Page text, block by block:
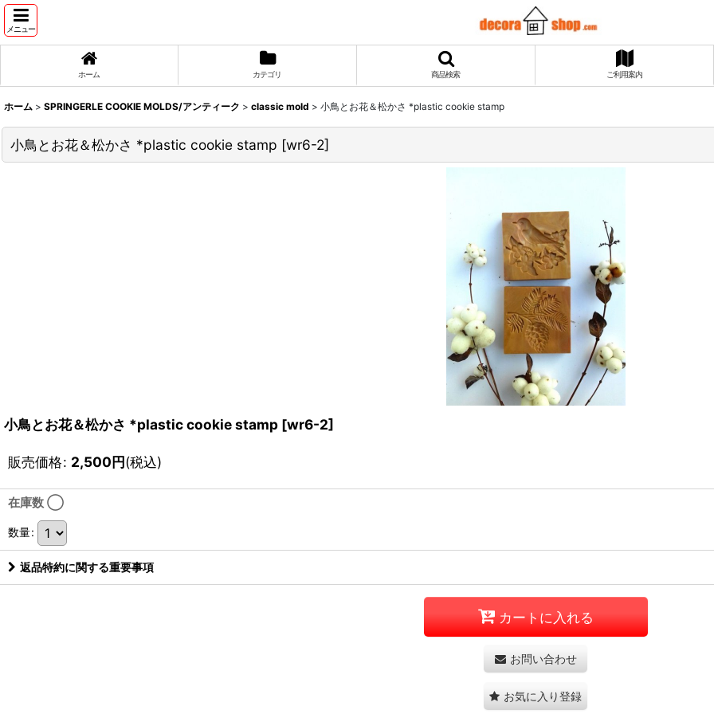
メニュー
ホーム カテゴリ 商品検索 ご利用案内
ホーム > SPRINGERLE COOKIE MOLDS/アンティーク > classic mold > 小鳥とお花＆松かさ *plastic cookie stamp
小鳥とお花＆松かさ *plastic cookie stamp [wr6-2]
小鳥とお花＆松かさ *plastic cookie stamp [wr6-2]
販売価格: 2,500円(税込)
在庫数 ◯
数量:
返品特約に関する重要事項
カートに入れる
お問い合わせ
お気に入り登録